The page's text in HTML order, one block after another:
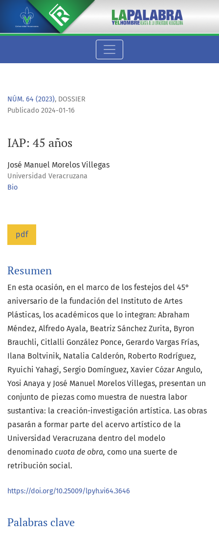
IAP: 45 años
NÚM. 64 (2023), DOSSIER
IAP: 45 años
Publicado 2024-01-16
José Manuel Morelos Villegas
Universidad Veracruzana
Bio
pdf
Palabras clave
Resumen
En esta ocasión, en el marco de los festejos del 45°
aniversario de la fundación del Instituto de Artes
Plásticas, los académicos que lo integran: Abraham
Méndez, Alfredo Ayala, Beatriz Sánchez Zurita, Byron
Brauchli, Citlalli González Ponce, Gerardo Vargas Frías,
Ilana Boltvinik, Natalia Calderón, Roberto Rodríguez,
Ryuichi Yahagi, Sergio Domínguez, Xavier Cózar Angulo,
Yosi Anaya y José Manuel Morelos Villegas, presentan un
conjunto de piezas como muestra de nuestra labor
sustantiva: la creación-investigación artística. Las obras
pasarán a formar parte del acervo artístico de la
Universidad Veracruzana dentro del modelo
denominado cuota de obra, como una suerte de
retribución social.
https://doi.org/10.25009/lpyh.vi64.3646